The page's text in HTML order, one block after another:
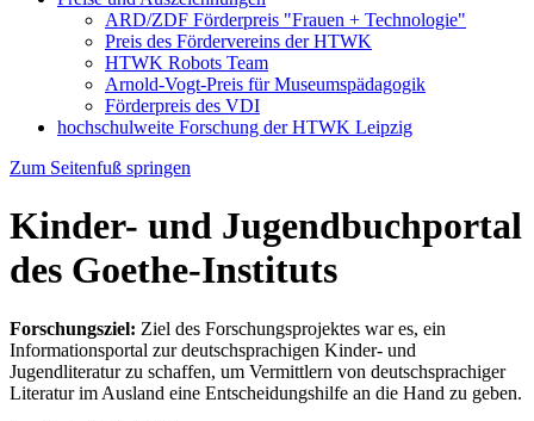
ARD/ZDF Förderpreis "Frauen + Technologie"
Preis des Fördervereins der HTWK
HTWK Robots Team
Arnold-Vogt-Preis für Museumspädagogik
Förderpreis des VDI
hochschulweite Forschung der HTWK Leipzig
Zum Seitenfuß springen
Kinder- und Jugendbuchportal
des Goethe-Instituts
Forschungsziel: Ziel des Forschungsprojektes war es, ein
Informationsportal zur deutschsprachigen Kinder- und
Jugendliteratur zu schaffen, um Vermittlern von deutschsprachiger
Literatur im Ausland eine Entscheidungshilfe an die Hand zu geben.